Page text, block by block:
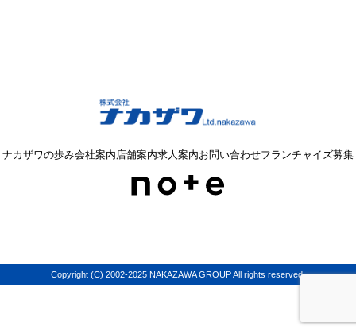
ナカザワの歩み会社案内店舗案内求人案内お問い合わせフランチャイズ募集
Copyright (C) 2002-2025 NAKAZAWA GROUP All rights reserved.